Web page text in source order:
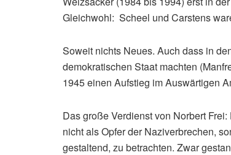
Gleichwohl: Scheel und Carstens
Soweit nichts Neues. Auch dass in
demokratischen Staat machten
1945 einen Aufstieg im Auswärtigen
Das große Verdienst von Norbert
nicht als Opfer der Naziverbrechen,
gestaltend, zu betrachten. Zwar